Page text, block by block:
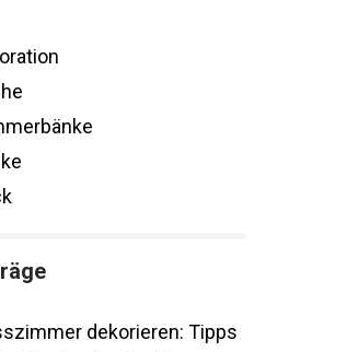
dekorieren: Tipps